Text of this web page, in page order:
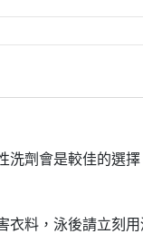
洗劑會是較佳的選擇
衣料，泳後請立刻